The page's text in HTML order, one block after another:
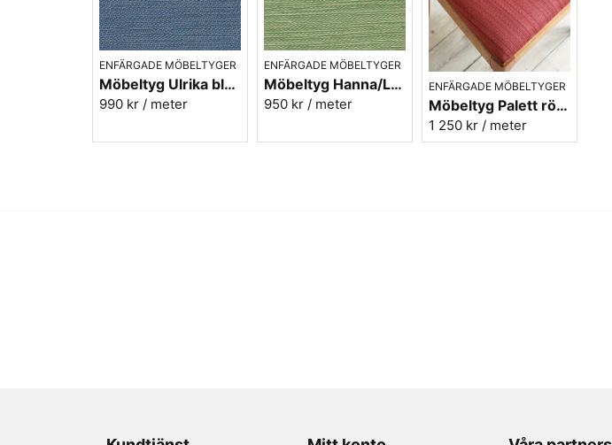
ENFÄRGADE MÖBELTYGER
Möbeltyg Ulrika blå nr.51 - Carl Malmstens-kvalitet
990 kr / meter
ENFÄRGADE MÖBELTYGER
Möbeltyg Hanna/Linnea grön melerad nr.75 - Carl Malmstens-kvalitet
950 kr / meter
ENFÄRGADE MÖBELTYGER
Möbeltyg Palett röd nr.30 - Carl Malmstens-kvalitet
1 250 kr / meter